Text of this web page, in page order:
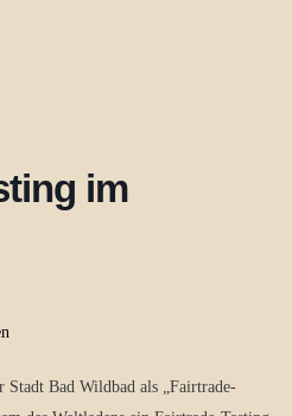
im
Bad Wildbad als „Fairtrade-